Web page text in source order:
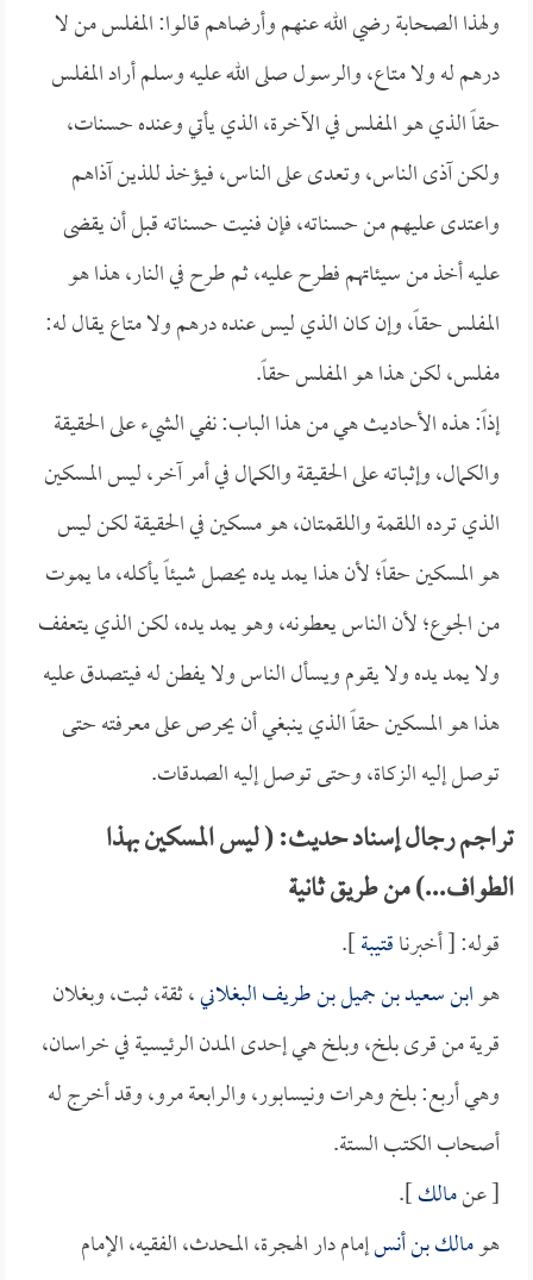
ولهذا الصحابة رضي الله عنهم وأرضاهم قالوا: المفلس من لا
درهم له ولا متاع، والرسول صلى الله عليه وسلم أراد المفلس
حقاً الذي هو المفلس في الآخرة، الذي يأتي وعنده حسنات،
ولكن آذى الناس، وتعدى على الناس، فيؤخذ للذين آذاهم
واعتدى عليهم من حسناته، فإن فنيت حسناته قبل أن يقضى
عليه أخذ من سيئاتهم فطرح عليه، ثم طرح في النار، هذا هو
المفلس حقاً، وإن كان الذي ليس عنده درهم ولا متاع يقال له:
مفلس، لكن هذا هو المفلس حقاً.
إذاً: هذه الأحاديث هي من هذا الباب: نفي الشيء على الحقيقة
والكمال، وإثباته على الحقيقة والكمال في أمر آخر، ليس المسكين
الذي ترده اللقمة واللقمتان، هو مسكين في الحقيقة لكن ليس
هو المسكين حقاً؛ لأن هذا يمد يده يحصل شيئاً يأكله، ما يموت
من الجوع؛ لأن الناس يعطونه، وهو يمد يده، لكن الذي يتعفف
ولا يمد يده ولا يقوم ويسأل الناس ولا يفطن له فيتصدق عليه
هذا هو المسكين حقاً الذي ينبغي أن يحرص على معرفته حتى
توصل إليه الزكاة، وحتى توصل إليه الصدقات.
تراجم رجال إسناد حديث: ( ليس المسكين بهذا
الطواف...) من طريق ثانية
قوله: [ أخبرناقتيبة].
هوابن سعيد بن جميل بن طريف البغلاني، ثقة، ثبت، وبغلان
قرية من قرى بلخ، وبلخ هي إحدى المدن الرئيسية في خراسان،
وهي أربع: بلخ وهرات ونيسابور، والرابعة مرو، وقد أخرج له
أصحاب الكتب الستة.
[ عنمالك].
هومالك بن أنسإمام دار الهجرة، المحدث، الفقيه، الإمام